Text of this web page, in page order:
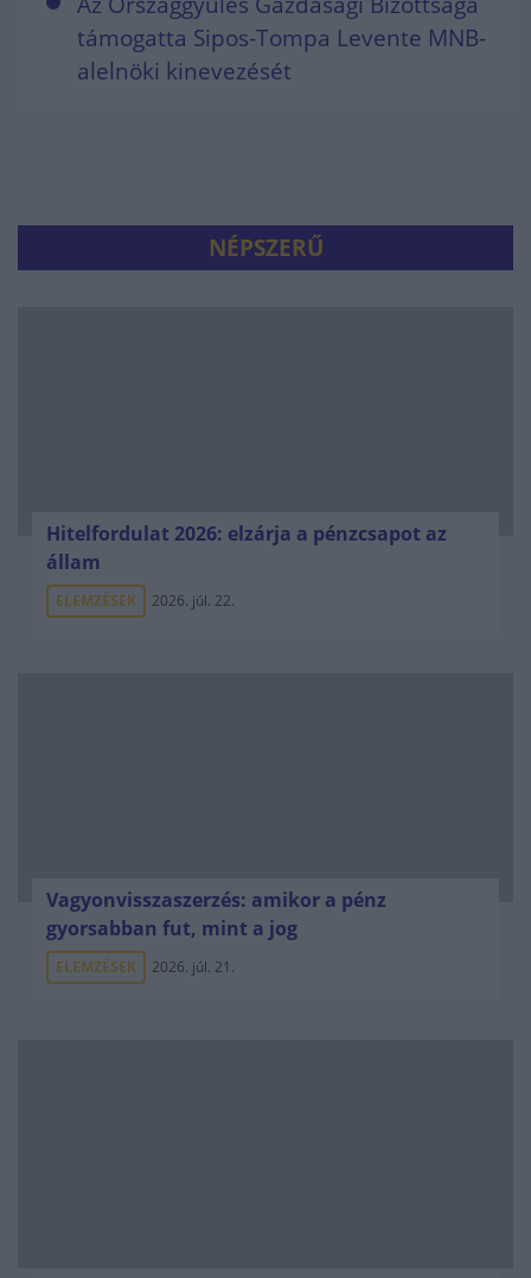
támogatta Sipos-Tompa Levente MNB-
alelnöki kinevezését
NÉPSZERŰ
Hitelfordulat 2026: elzárja a pénzcsapot az
állam
ELEMZÉSEK 2026. júl. 22.
Vagyonvisszaszerzés: amikor a pénz
gyorsabban fut, mint a jog
ELEMZÉSEK 2026. júl. 21.